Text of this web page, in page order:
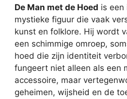
De Man met de Hoed is een
mystieke figuur die vaak
kunst en folklore. Hij wordt
een schimmige omroep,
hoed die zijn identiteit
fungeert niet alleen als een
accessoire, maar
geheimen, wijsheid en de